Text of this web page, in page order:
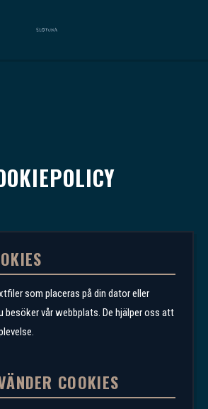
som placeras på din dator eller
besöker vår webbplats. De hjälper oss att
COOKIES